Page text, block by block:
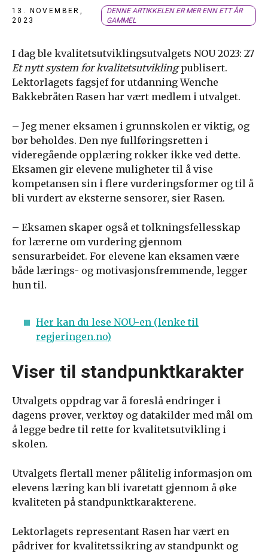
13. NOVEMBER,
2023
DENNE ARTIKKELEN ER MER ENN ETT ÅR
GAMMEL
I dag ble kvalitetsutviklingsutvalgets NOU 2023: 27
Et nytt system for kvalitetsutviklingpublisert.
Lektorlagets fagsjef for utdanning Wenche
Bakkebråten Rasen har vært medlem i utvalget.
– Jeg mener eksamen i grunnskolen er viktig, og
bør beholdes. Den nye fullføringsretten i
videregående opplæring rokker ikke ved dette.
Eksamen gir elevene muligheter til å vise
kompetansen sin i flere vurderingsformer og til å
bli vurdert av eksterne sensorer, sier Rasen.
– Eksamen skaper også et tolkningsfellesskap
for lærerne om vurdering gjennom
sensurarbeidet. For elevene kan eksamen være
både lærings- og motivasjonsfremmende, legger
hun til.
Her kan du lese NOU-en (lenke til
regjeringen.no)
Viser til standpunktkarakter
Utvalgets oppdrag var å foreslå endringer i
dagens prøver, verktøy og datakilder med mål om
å legge bedre til rette for kvalitetsutvikling i
skolen.
Utvalgets flertall mener pålitelig informasjon om
elevens læring kan bli ivaretatt gjennom å øke
kvaliteten på standpunktkarakterene.
Lektorlagets representant Rasen har vært en
pådriver for kvalitetssikring av standpunkt og